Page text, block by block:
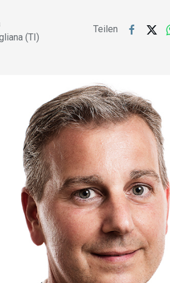
(TI)
Teilen